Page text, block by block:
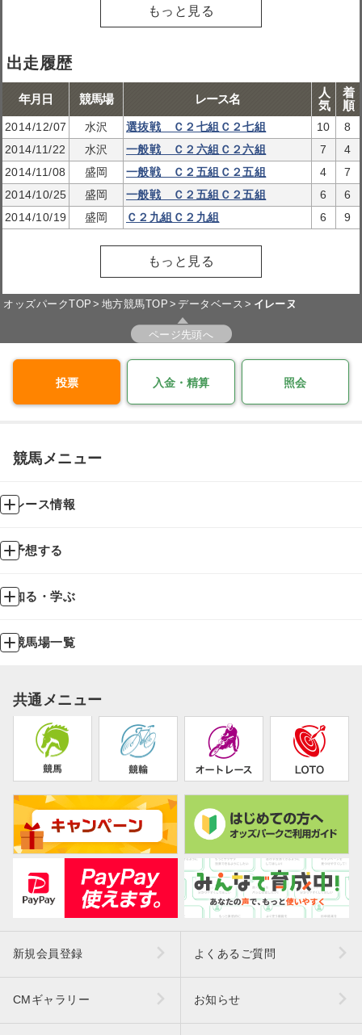
もっと見る
出走履歴
年月日 競馬場 レース名
人
気
着
順
2014/12/07 水沢 選抜戦 Ｃ２七組Ｃ２七組 10
8
2014/11/22
水沢 一般戦 Ｃ２六組Ｃ２六組 7
4
2014/11/08
盛岡 一般戦 Ｃ２五組Ｃ２五組 4
7
2014/10/25
盛岡 一般戦 Ｃ２五組Ｃ２五組 6
6
2014/10/19
盛岡 Ｃ２九組Ｃ２九組 6 9
もっと見る
オッズパークTOP 地方競馬TOP データベース イレーヌ
ページ先頭へ
投票 入金・精算 照会
競馬メニュー
レース情報
予想する
知る・学ぶ
競馬場一覧
共通メニュー
新規会員登録 よくあるご質問
CMギャラリー お知らせ